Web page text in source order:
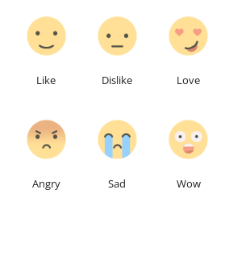
Like Dislike Love
Angry Sad Wow